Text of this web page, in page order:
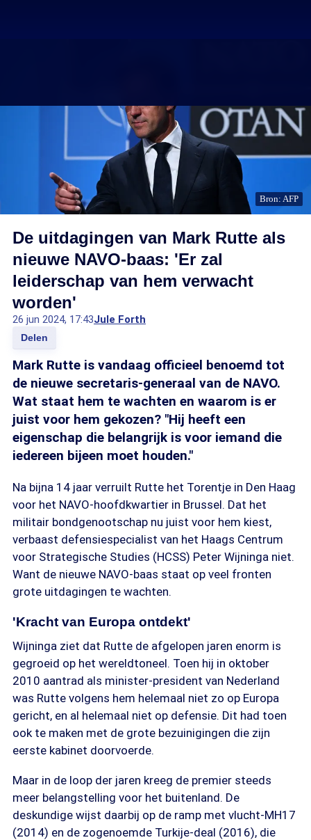
Bron: AFP
De uitdagingen van Mark Rutte als
nieuwe NAVO-baas: 'Er zal
leiderschap van hem verwacht
worden'
26 jun 2024, 17:43Jule Forth
Delen
Mark Rutte is vandaag officieel benoemd tot
de nieuwe secretaris-generaal van de NAVO.
Wat staat hem te wachten en waarom is er
juist voor hem gekozen? "Hij heeft een
eigenschap die belangrijk is voor iemand die
iedereen bijeen moet houden."
Na bijna 14 jaar verruilt Rutte het Torentje in Den Haag
voor het NAVO-hoofdkwartier in Brussel. Dat het
militair bondgenootschap nu juist voor hem kiest,
verbaast defensiespecialist van het Haags Centrum
voor Strategische Studies (HCSS) Peter Wijninga niet.
Want de nieuwe NAVO-baas staat op veel fronten
grote uitdagingen te wachten.
'Kracht van Europa ontdekt'
Wijninga ziet dat Rutte de afgelopen jaren enorm is
gegroeid op het wereldtoneel. Toen hij in oktober
2010 aantrad als minister-president van Nederland
was Rutte volgens hem helemaal niet zo op Europa
gericht, en al helemaal niet op defensie. Dit had toen
ook te maken met de grote bezuinigingen die zijn
eerste kabinet doorvoerde.
Maar in de loop der jaren kreeg de premier steeds
meer belangstelling voor het buitenland. De
deskundige wijst daarbij op de ramp met vlucht-MH17
(2014) en de zogenoemde Turkije-deal (2016), die